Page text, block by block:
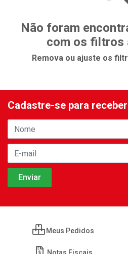
Não foram
com os filtros
Remova ou ajuste os
Cadastre-se para
Meus Pedidos